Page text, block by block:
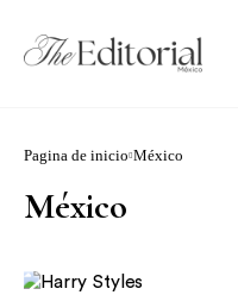
Pagina de inicio México
México